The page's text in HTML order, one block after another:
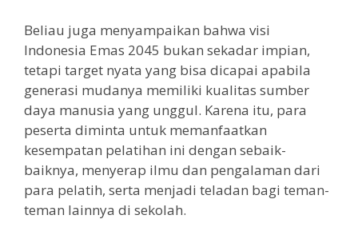
Beliau juga menyampaikan bahwa visi
Indonesia Emas 2045 bukan sekadar impian,
tetapi target nyata yang bisa dicapai apabila
generasi mudanya memiliki kualitas sumber
daya manusia yang unggul. Karena itu, para
peserta diminta untuk memanfaatkan
kesempatan pelatihan ini dengan sebaik-
baiknya, menyerap ilmu dan pengalaman dari
para pelatih, serta menjadi teladan bagi teman-
teman lainnya di sekolah.